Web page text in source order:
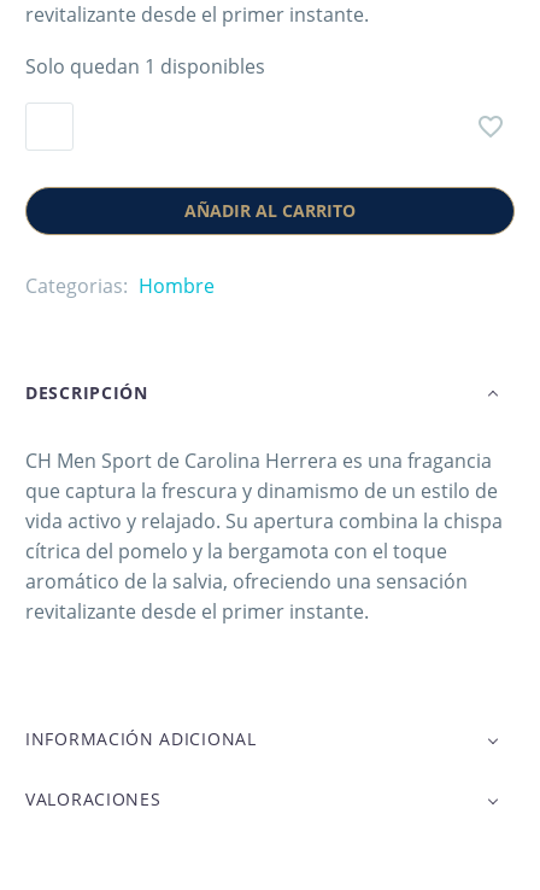
revitalizante desde el primer instante.
Solo quedan 1 disponibles
AÑADIR AL CARRITO
Categorias: Hombre
DESCRIPCIÓN
CH Men Sport de Carolina Herrera es una fragancia
que captura la frescura y dinamismo de un estilo de
vida activo y relajado. Su apertura combina la chispa
cítrica del pomelo y la bergamota con el toque
aromático de la salvia, ofreciendo una sensación
revitalizante desde el primer instante.
INFORMACIÓN ADICIONAL
VALORACIONES